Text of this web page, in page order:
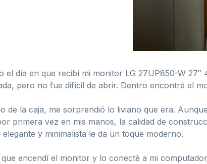
el día en que recibí mi monitor LG 27UP850-W
pero no fue difícil de abrir. Dentro encontré el
de la caja, me sorprendió lo liviano que era.
primera vez en mis manos, la calidad de
elegante y minimalista le da un toque moderno.
encendí el monitor y lo conecté a mi